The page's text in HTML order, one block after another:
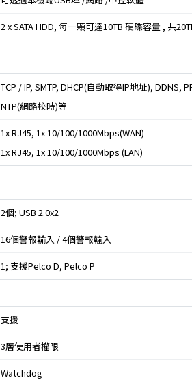
2 x SATA HDD, 每一顆可達10TB 硬碟容量 , 共
TCP / IP, SMTP, DHCP(自動取得IP地址), DDNS,
NTP(網路校時)等
1x RJ45, 1x 10/100/1000Mbps(WAN)
1x RJ45, 1x 10/100/1000Mbps (LAN)
2個; USB 2.0x2
16個警報輸入 / 4個警報輸入
1; 支援Pelco D, Pelco P
支援
3層使用者權限
Watchdog